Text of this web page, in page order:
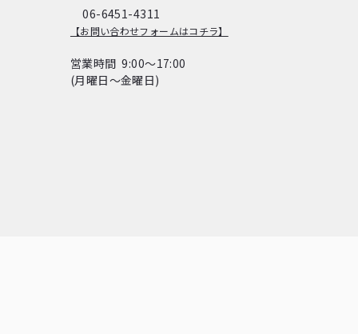
06-6451-4311
【お問い合わせフォームはコチラ】
営業時間 9:00～17:00
(月曜日～金曜日)